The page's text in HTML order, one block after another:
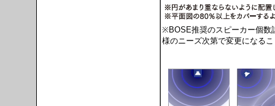
※BOSE推奨のスピーカー個数
様のニーズ次第で変更になる